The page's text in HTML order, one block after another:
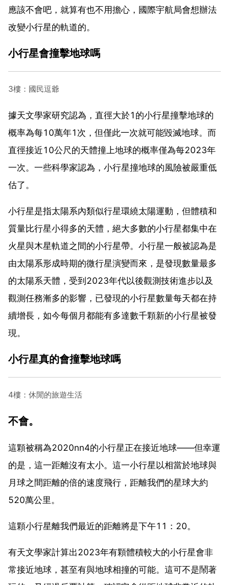
應該不會吧，就算有也不用擔心，國際宇航局會想辦法
改變小行星的軌道的。
小行星會撞擊地球嗎
3樓：國民逗爺
據天文學家研究認為，直徑大於1的小行星撞擊地球的
概率為每10萬年1次，但僅此一次就可能毀滅地球。而
直徑接近10公尺的天體撞上地球的概率僅為每2023年
一次。一些科學家認為，小行星撞地球的風險被嚴重低
估了。
小行星是指太陽系內類似行星環繞太陽運動，但體積和
質量比行星小得多的天體，絕大多數的小行星都集中在
火星與木星軌道之間的小行星帶。小行星一般被認為是
由太陽系形成時期的微行星演變而來，是發現數量最多
的太陽系天體，受到2023年代以後觀測技術進步以及
觀測任務漸多的影響，已發現的小行星數量每天都在持
續增長，如今每個月都能有多達數千顆新的小行星被發
現。
小行星真的會撞擊地球嗎
4樓：休閒的旅遊生活
不會。
這顆被稱為2020nn4的小行星正在接近地球——但幸運
的是，這一距離沒有太小。這一小行星以相當於地球與
月球之間距離的倍的速度飛行，距離我們的星球大約
520萬公里。
這顆小行星離我們最近的距離將是下午11：20。
有天文學家計算出2023年有顆體積較大的小行星會非
常接近地球，甚至有與地球相撞的可能。這可不是鬧著